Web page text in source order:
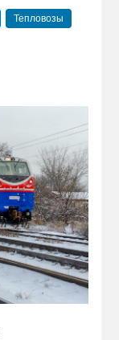
Тепловозы